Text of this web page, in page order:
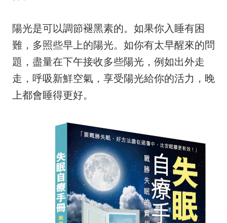
陽光是可以調節褪黑素的。如果你入睡有困
難，多照些早上的陽光。如你有太早醒來的問
題，盡量在下午接收多些陽光，例如出外走
走，呼吸新鮮空氣，享受陽光給你的活力，晚
上都會睡得更好。